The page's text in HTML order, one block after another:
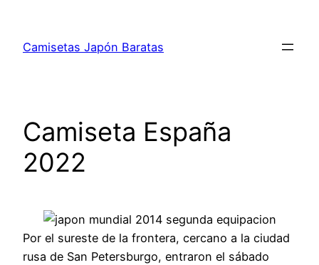
contenido
Camisetas Japón Baratas
Camiseta España
2022
Por el sureste de la frontera, cercano a la ciudad
rusa de San Petersburgo, entraron el sábado